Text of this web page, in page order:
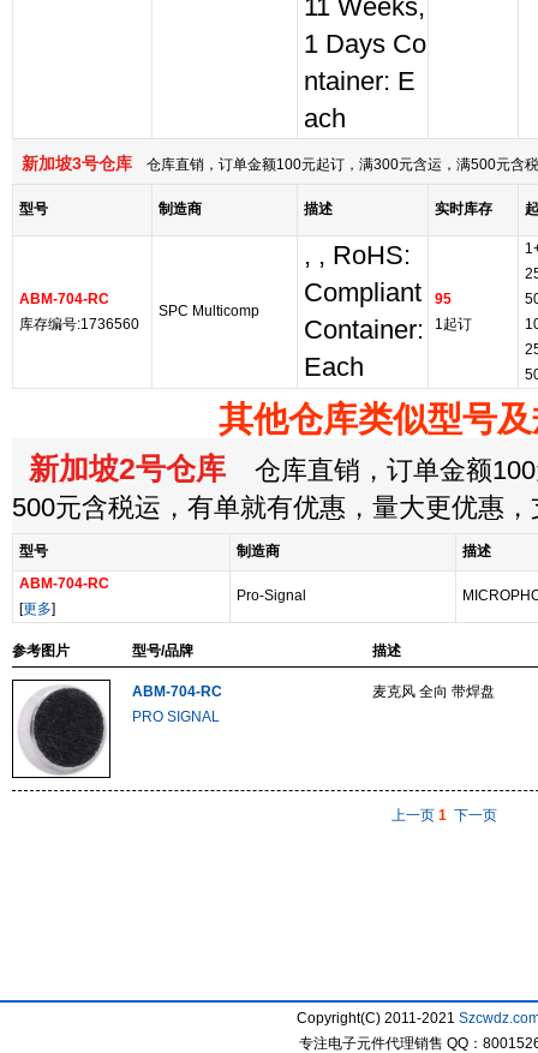
11 Weeks,
1 Days Co
ntainer: E
ach
新加坡3号仓库 仓库直销，订单金额100元起订，满300元含运，满500元含
型号 制造商 描述 实时库存
ABM-704-RC
库存编号:1736560
SPC Multicomp
, , RoHS:
Compliant
Container:
Each
95
1起订
其他仓库类似型号
新加坡2号仓库 仓库直销，订单金额
500元含税运，有单就有优惠，量大更优惠
型号 制造商
描述
ABM-704-RC
[更多]
Pro-Signal
参考图片 型号/品牌 描述
ABM-704-RC
PRO SIGNAL
麦克风 全向 带焊盘
上一页 1 下一页
Copyright(C) 2011-2021
专注电子元件代理销售 QQ：